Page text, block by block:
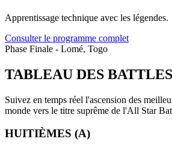
Apprentissage technique avec les légendes.
Consulter le programme complet
Phase Finale - Lomé, Togo
TABLEAU DES BATTLES
Suivez en temps réel l'ascension des
monde vers le titre suprême de l'All Star
HUITIÈMES (A)